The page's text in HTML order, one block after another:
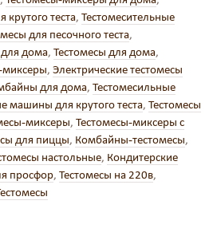
теста, Тестомесительные
для песочного теста,
дома, Тестомесы для дома,
миксеры, Электрические тестомесы
для дома, Тестомесильные
машины для крутого теста, Тестомесы
миксеры, Тестомесы-миксеры с
для пиццы, Комбайны-тестомесы,
настольные, Кондитерские
просфор, Тестомесы на 220в,